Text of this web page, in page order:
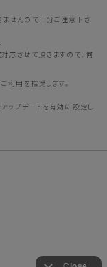
せんので十分ご注意下さ
応させて頂きますので、何
利用を推奨します。
ップデートを有効に設定し